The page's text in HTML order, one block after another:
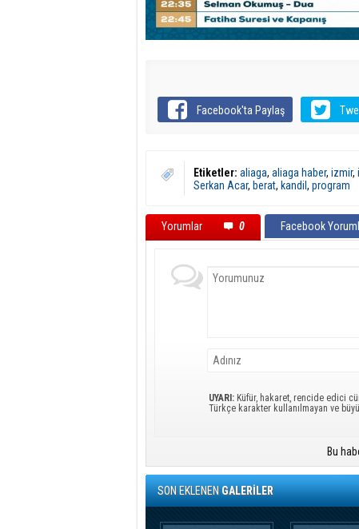
Facebook'ta Paylaş
Etiketler: aliaga, aliaga haber, izmir,
Serkan Acar, berat, kandil , program
Yorumlar 0 Facebook
UYARI: Küfür, hakaret, rencide edici
Türkçe karakter kullanılmayan ve
Bu
SON EKLENENGALERİLER